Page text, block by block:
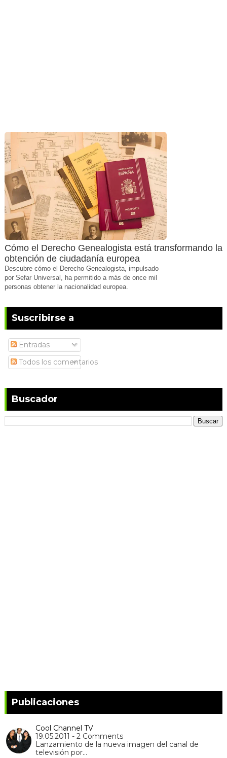
Cómo el Derecho Genealogista está transformando la
obtención de ciudadanía europea
Descubre cómo el Derecho Genealogista, impulsado
por Sefar Universal, ha permitido a más de once mil
personas obtener la nacionalidad europea.
Suscribirse a
Entradas
Todos los comentarios
Buscador
Publicaciones
Cool Channel TV
19.05.2011 - 2 Comments
Lanzamiento de la nueva imagen del canal de
televisión por…